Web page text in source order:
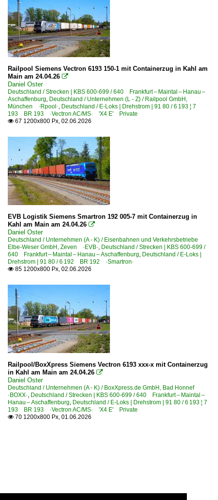
Railpool Siemens Vectron 6193 150-1 mit Containerzug in Kahl am
Main am 24.04.26 
Daniel Oster
Deutschland / Strecken | KBS 600-699 / 640 Frankfurt – Maintal – Hanau –
Aschaffenburg, Deutschland / Unternehmen (L - Z) / Railpool GmbH,
München ·Rpool·, Deutschland / E-Loks | Drehstrom | 91 80 / 6 193 ¦ 7
193 BR 193 ·Vectron AC/MS· 'X4 E' Private
 67 1200x800 Px, 02.06.2026
EVB Logistik Siemens Smartron 192 005-7 mit Containerzug in
Kahl am Main am 24.04.26 
Daniel Oster
Deutschland / Unternehmen (A - K) / Eisenbahnen und Verkehrsbetriebe
Elbe-Weser GmbH, Zeven ·EVB·, Deutschland / Strecken | KBS 600-699 /
640 Frankfurt – Maintal – Hanau – Aschaffenburg, Deutschland / E-Loks |
Drehstrom | 91 80 / 6 192 BR 192 ·Smartron·
 85 1200x800 Px, 02.06.2026
Railpool/BoxXpress Siemens Vectron 6193 xxx-x mit Containerzug
in Kahl am Main am 24.04.26 
Daniel Oster
Deutschland / Unternehmen (A - K) / BoxXpress.de GmbH, Bad Honnef
·BOXX·, Deutschland / Strecken | KBS 600-699 / 640 Frankfurt – Maintal –
Hanau – Aschaffenburg, Deutschland / E-Loks | Drehstrom | 91 80 / 6 193 ¦ 7
193 BR 193 ·Vectron AC/MS· 'X4 E' Private
 70 1200x800 Px, 01.06.2026